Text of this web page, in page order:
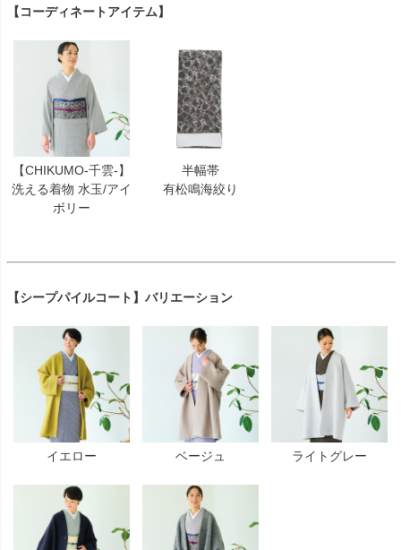
【コーディネートアイテム】
【CHIKUMO-千雲-】
洗える着物 水玉/アイ
ボリー
半幅帯
有松鳴海絞り
【シープパイルコート】バリエーション
イエロー ベージュ ライトグレー